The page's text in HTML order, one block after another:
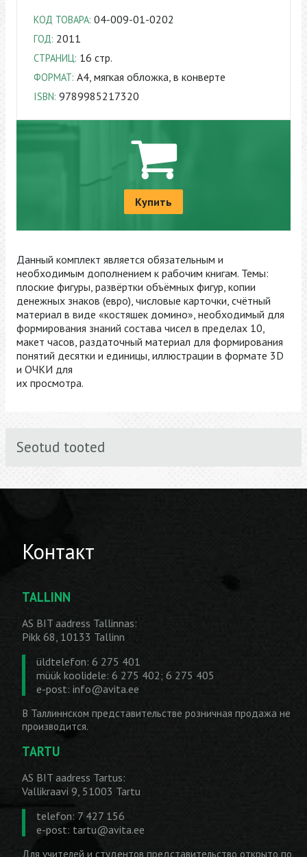
КОД ТОВАРА: 04-009-01-0202
ГОД: 2011
СТРАНИЦ: 16 стр.
ФОРМАТ: A4, мягкая обложка, в конверте
ISBN: 9789985217320
Купить
Данный комплект является обязательным и
необходимым дополнением к рабочим книгам. Темы:
плоские фигуры, развёртки объёмных фигур, копии
денежных знаков (евро), числовые карточки, счётный
материал в виде «костяшек домино», необходимый для
формирования знаний состава чисел в пределах 10,
макет часов, раздаточный материал для формирования
понятий десятки и единицы, иллюстрации в формате 3D
и ОЧКИ для
их просмотра.
Seotud tooted
Контакт
TALLINN
AS BIT aadress Tallinnas:
Pikk 68, 10133 Tallinn
üldtelefon: 6 275 401
müük koolidele: 6 275 402; 6 275 405
e-post: info@avita.ee
В Таллиннском представительстве розничная продажа не
производится.
TARTU
AS BIT aadress Tartus:
Vallikraavi 9, 51003 Tartu
telefon: 7 427 156
e-post: tartu@avita.ee
Для учителей и студентов представительство открыто по